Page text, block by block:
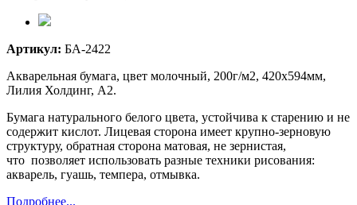
Артикул: БА-2422
Акварельная бумага, цвет молочный, 200г/м2, 420х594мм,
Лилия Холдинг, А2.
Бумага натурального белого цвета, устойчива к старению и не
содержит кислот. Лицевая сторона имеет крупно-зерновую
структуру, обратная сторона матовая, не зернистая,
что позволяет использовать разные техники рисования:
акварель, гуашь, темпера, отмывка.
Подробнее...